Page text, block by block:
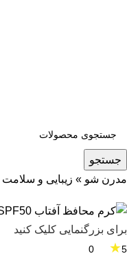
جستجو
مدرن شو » زیبایی و سلامت
برای بزرگنمایی کلیک کنید
5
★